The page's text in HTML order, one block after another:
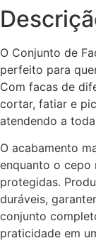
O Conjunto de
perfeito para
Com facas de
cortar, fatiar e
atendendo a
O acabamento
enquanto o cepo
protegidas.
duráveis,
conjunto
praticidade em